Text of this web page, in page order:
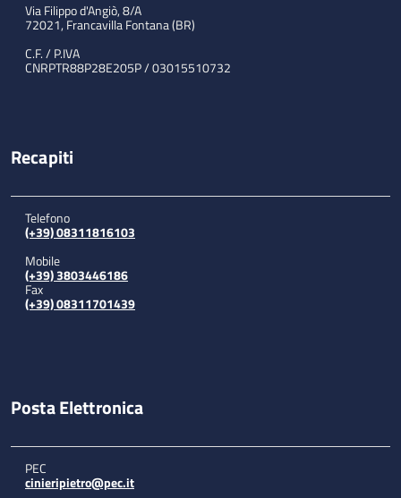
Via Filippo d'Angiò, 8/A
72021, Francavilla Fontana (BR)
C.F. / P.IVA
CNRPTR88P28E205P / 03015510732
Recapiti
Telefono
(+39) 08311816103
Mobile
(+39) 3803446186
Fax
(+39) 08311701439
Posta Elettronica
PEC
cinieripietro@pec.it